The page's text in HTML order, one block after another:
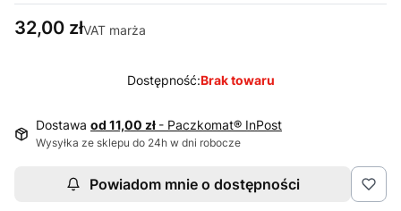
Cena
32,00 złVAT marża
Dostępność:Brak towaru
Dostawa od 11,00 zł - Paczkomat® InPost
Wysyłka ze sklepu do 24h w dni robocze
Powiadom mnie o dostępności